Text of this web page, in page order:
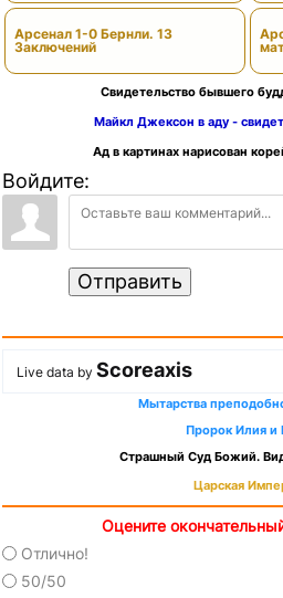
Арсенал 1-0 Бернли. 13
Заключений
Свидетельство бывшего
Майкл Джексон в аду -
Ад в картинах нарисован
Войдите:
Отправить
Live data by Scoreaxis
Мытарства
Пророк Илия и
Страшный Суд Божий.
Царская
Оцените
Отлично!
50/50